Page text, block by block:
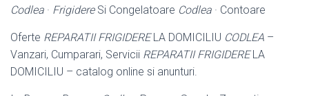
Codlea · FrigidereSi Congelatoare Codlea · Contoare
Oferte REPARATII FRIGIDERELA DOMICILIU CODLEA –
Vanzari, Cumparari, Servicii REPARATII FRIGIDERELA
DOMICILIU – catalog online si anunturi.